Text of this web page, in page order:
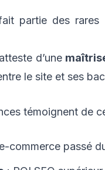
partie des rares
d’une
le site et ses
témoignent de
commerce passé